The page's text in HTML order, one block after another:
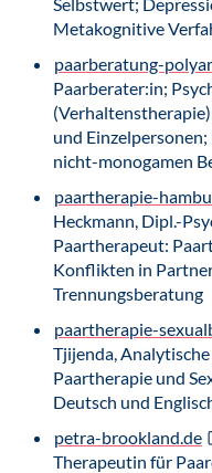
Metakognitive
paarberatung-
Paarberater:in;
und
nicht-monogamen
paartherapie-
Heckmann, Dipl.-
Paartherapeut:
Konflikten in
Trennungsberatung
paartherapie-
Tjijenda,
Paartherapie und
Deutsch und
petra-brookland.de
Therapeutin für